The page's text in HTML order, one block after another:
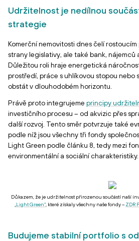
Udržitelnost je nedílnou
strategie
Komerční nemovitosti dnes čelí
strany legislativy, ale také bank, nájemců
Důležitou roli hraje energetická
prostředí, práce s uhlíkovou stopou nebo
obstát v dlouhodobém horizontu.
Právě proto integrujeme principy
investičního procesu – od akvizic přes
další rozvoj. Tento směr potvrzuje také
podle níž jsou všechny tři fondy
Light Green podle článku 8, tedy mezi
environmentální a sociální charakteristiky.
Důkazem, že je udržitelnost přirozenou součástí naší
„Light Green“ , které získaly všechny naše fondy – ZDR
Budujeme stabilní portfolio s